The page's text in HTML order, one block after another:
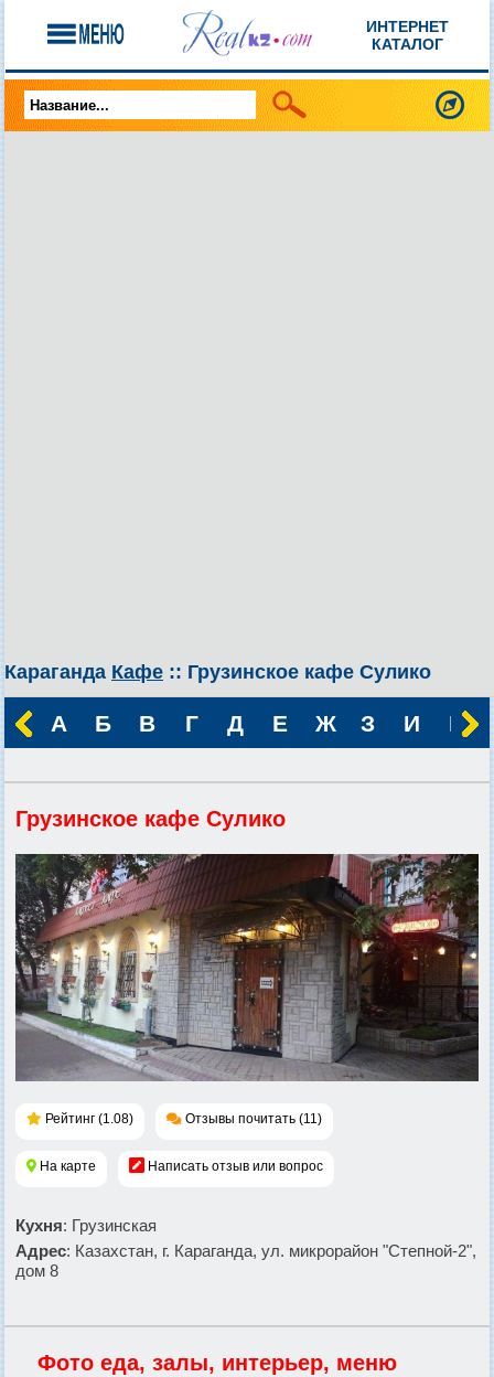
ИНТЕРНЕТ
КАТАЛОГ
Караганда Кафе :: Грузинское кафе Сулико
А Б В Г Д Е Ж З И К
Грузинское кафе Сулико
Рейтинг (1.08) Отзывы почитать (11)
На карте Написать отзыв или вопрос
Кухня: Грузинская
Адрес: Казахстан, г. Караганда, ул. микрорайон "Степной-2",
дом 8
Фото еда, залы, интерьер, меню